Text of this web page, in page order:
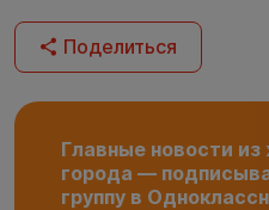
Поделиться
Главные новости
города —
группу в